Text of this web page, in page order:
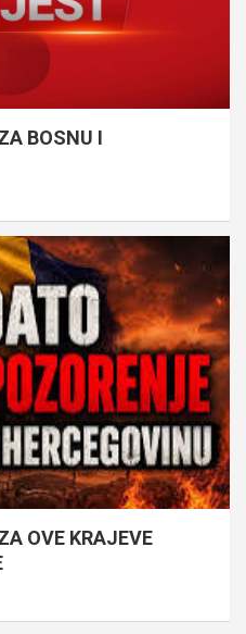
BOSNU I
OVE KRAJEVE